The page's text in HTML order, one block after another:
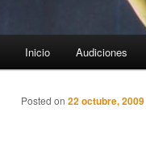
Inicio Audiciones
Posted on 22 octubre, 2009